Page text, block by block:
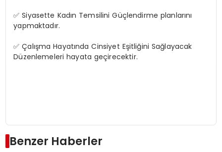
✅ Siyasette Kadın Temsilini Güçlendirme planlarını
yapmaktadır.
✅ Çalışma Hayatında Cinsiyet Eşitliğini Sağlayacak
Düzenlemeleri hayata geçirecektir.
Benzer Haberler